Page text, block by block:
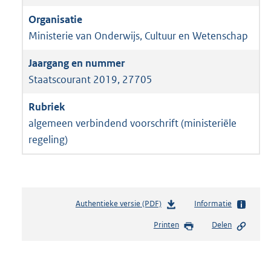
Ministerie van Onderwijs, Cultuur en Wetenschap
Staatscourant 2019, 27705
algemeen verbindend voorschrift (ministeriële
regeling)
Authentieke versie (PDF)b
s
Informatie
Printen Delen